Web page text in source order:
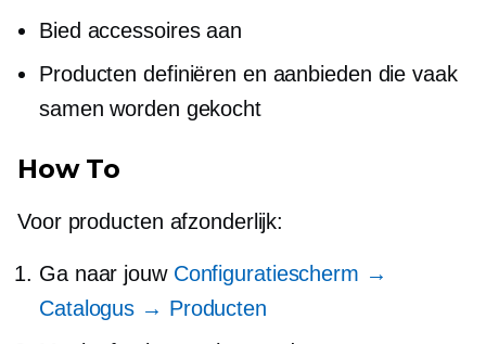
Bied accessoires aan
Producten definiëren en aanbieden die vaak
samen worden gekocht
How To
Voor producten afzonderlijk:
Ga naar jouw Configuratiescherm →
Catalogus → Producten